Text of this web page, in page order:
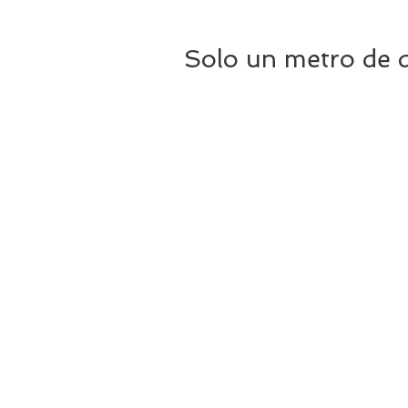
Solo un metro de